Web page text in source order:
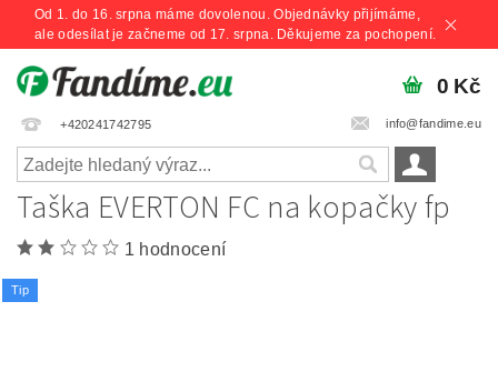
Od 1. do 16. srpna máme dovolenou. Objednávky přijímáme,
ale odesílat je začneme od 17. srpna. Děkujeme za pochopení.
+420241742795 info@fandime.eu
0 Kč
Taška EVERTON FC na kopačky fp
1 hodnocení
Tip